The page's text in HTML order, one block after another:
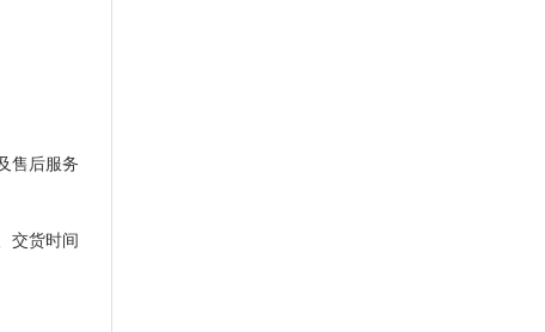
售后服务
交货时间